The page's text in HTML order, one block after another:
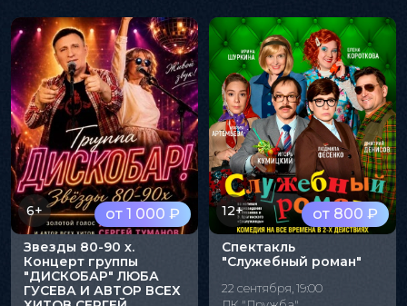
от 1 000 ₽
6+
Звезды 80-90 х.
Концерт группы
"ДИСКОБАР" ЛЮБА
ГУСЕВА И АВТОР ВСЕХ
от 800 ₽
12+
Спектакль
"Служебный роман"
22 сентября, 19:00